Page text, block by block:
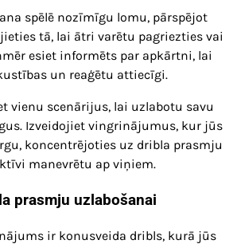
spēlē nozīmīgu lomu, pārspējot
tā, lai ātri varētu pagriezties vai
esiet informēts par apkārtni, lai
un reaģētu attiecīgi.
vienu scenārijus, lai uzlabotu savu
Izveidojiet vingrinājumus, kur jūs
koncentrējoties uz dribla prasmju
manevrētu ap viņiem.
prasmju uzlabošanai
ir konusveida dribls, kurā jūs